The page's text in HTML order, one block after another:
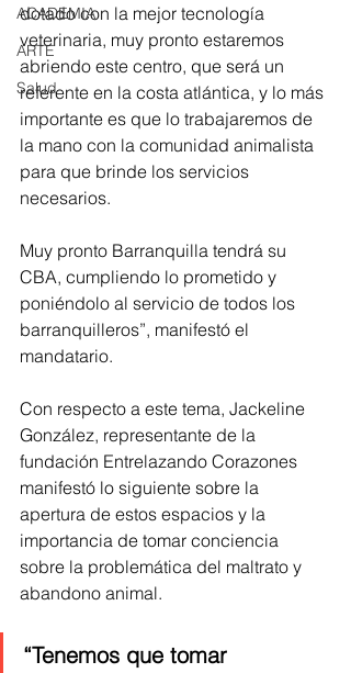
ACADEMIA
ARTE
Salud
dotado con la mejor tecnología
veterinaria, muy pronto estaremos
abriendo este centro, que será un
referente en la costa atlántica, y lo más
importante es que lo trabajaremos de
la mano con la comunidad animalista
para que brinde los servicios
necesarios.
Muy pronto Barranquilla tendrá su
CBA, cumpliendo lo prometido y
poniéndolo al servicio de todos los
barranquilleros”, manifestó el
mandatario.
Con respecto a este tema, Jackeline
González, representante de la
fundación Entrelazando Corazones
manifestó lo siguiente sobre la
apertura de estos espacios y la
importancia de tomar conciencia
sobre la problemática del maltrato y
abandono animal.
“Tenemos que tomar